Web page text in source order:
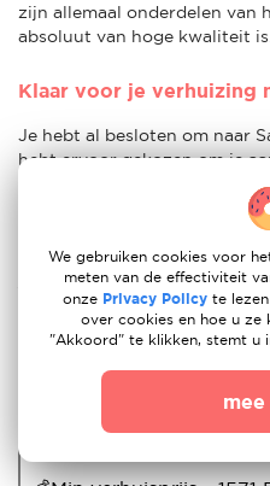
zijn allemaal onderdelen van
absoluut van hoge kwaliteit is.
Klaar voor je verhuizing
Je hebt al besloten om naar
hebt ervoor gekozen om je
mensen die door de jaren
en een nieuw leven zijn
duizenden die erover
onbeslist. Wat je huidige
je helpen om de beste
geven we je verstandig
praktijk kan brengen. Als je
naar
en te werken.
We gebruiken cookies voor
meten van de effectiviteit
onze Privacy Policy te
over cookies en hoe u ze
"Akkoord" te klikken, stemt u
mee